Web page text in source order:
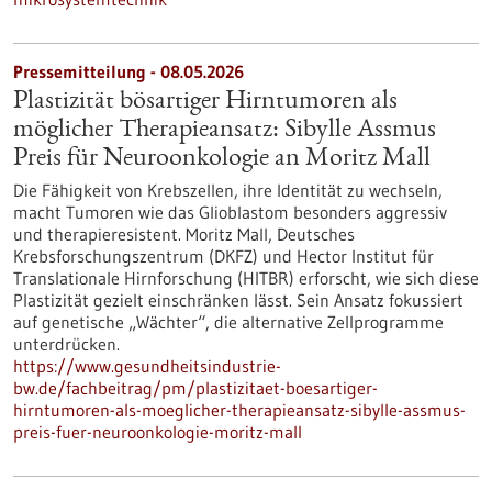
Pressemitteilung - 08.05.2026
Plastizität bösartiger Hirntumoren als
möglicher Therapieansatz: Sibylle Assmus
Preis für Neuroonkologie an Moritz Mall
Die Fähigkeit von Krebszellen, ihre Identität zu wechseln,
macht Tumoren wie das Glioblastom besonders aggressiv
und therapieresistent. Moritz Mall, Deutsches
Krebsforschungszentrum (DKFZ) und Hector Institut für
Translationale Hirnforschung (HITBR) erforscht, wie sich diese
Plastizität gezielt einschränken lässt. Sein Ansatz fokussiert
auf genetische „Wächter“, die alternative Zellprogramme
unterdrücken.
https://www.gesundheitsindustrie-
bw.de/fachbeitrag/pm/plastizitaet-boesartiger-
hirntumoren-als-moeglicher-therapieansatz-sibylle-assmus-
preis-fuer-neuroonkologie-moritz-mall